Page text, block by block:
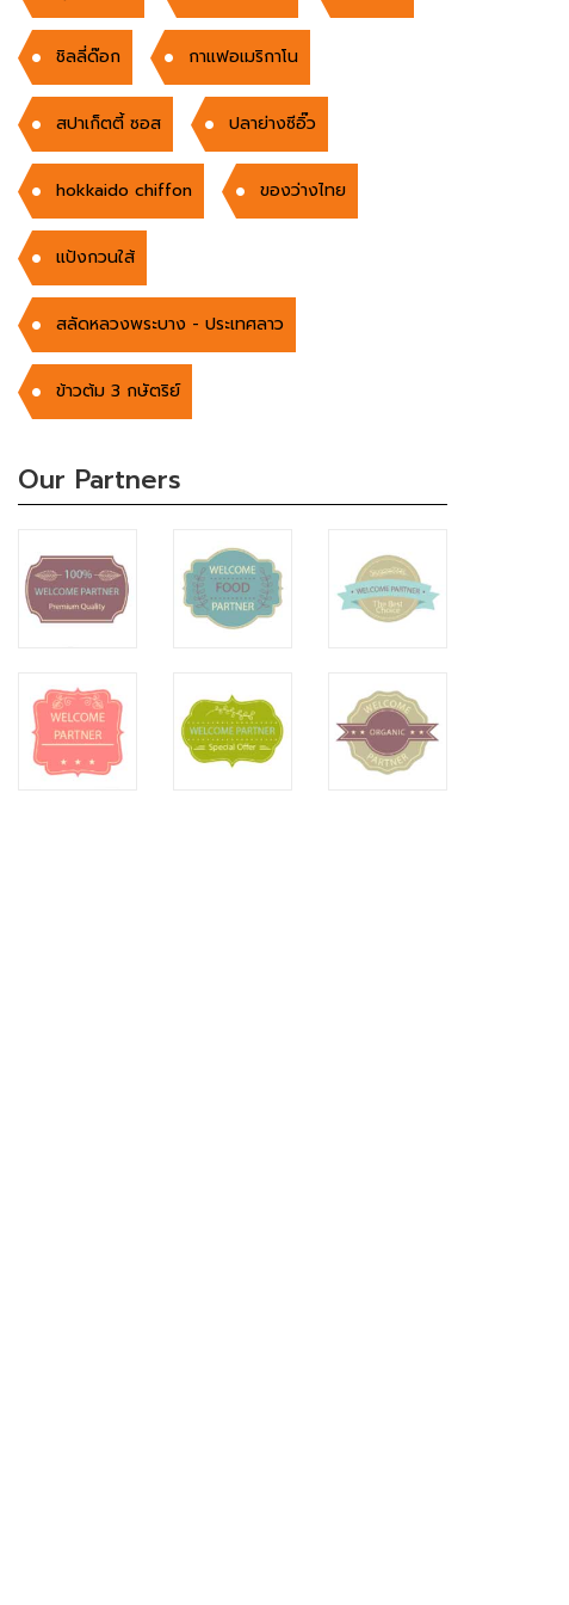
ชิลลี่ด๊อก กาแฟอเมริกาโน
สปาเก็ตตี้ ซอส ปลาย่างซีอิ๊ว
hokkaido chiffon ของว่างไทย
แป้งกวนใส้
สลัดหลวงพระบาง - ประเทศลาว
ข้าวต้ม 3 กษัตริย์
Our Partners